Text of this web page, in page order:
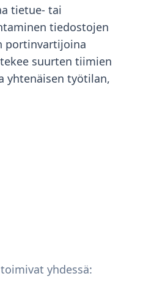
tietue- tai
tiedostojen
portinvartijoina
suurten tiimien
yhtenäisen työtilan,
yhdessä: